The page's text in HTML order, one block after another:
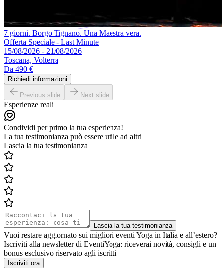
7 giorni. Borgo Tignano. Una Maestra vera.
Offerta Speciale - Last Minute
15/08/2026 - 21/08/2026
Toscana, Volterra
Da 490 €
Richiedi informazioni
Previous slide Next slide
Esperienze reali
Condividi per primo la tua esperienza!
La tua testimonianza può essere utile ad altri
Lascia la tua testimonianza
Lascia la tua testimonianza
Vuoi restare aggiornato sui migliori eventi Yoga in Italia e all’estero?
Iscriviti alla newsletter di EventiYoga: riceverai novità, consigli e un
bonus esclusivo riservato agli iscritti
Iscriviti ora